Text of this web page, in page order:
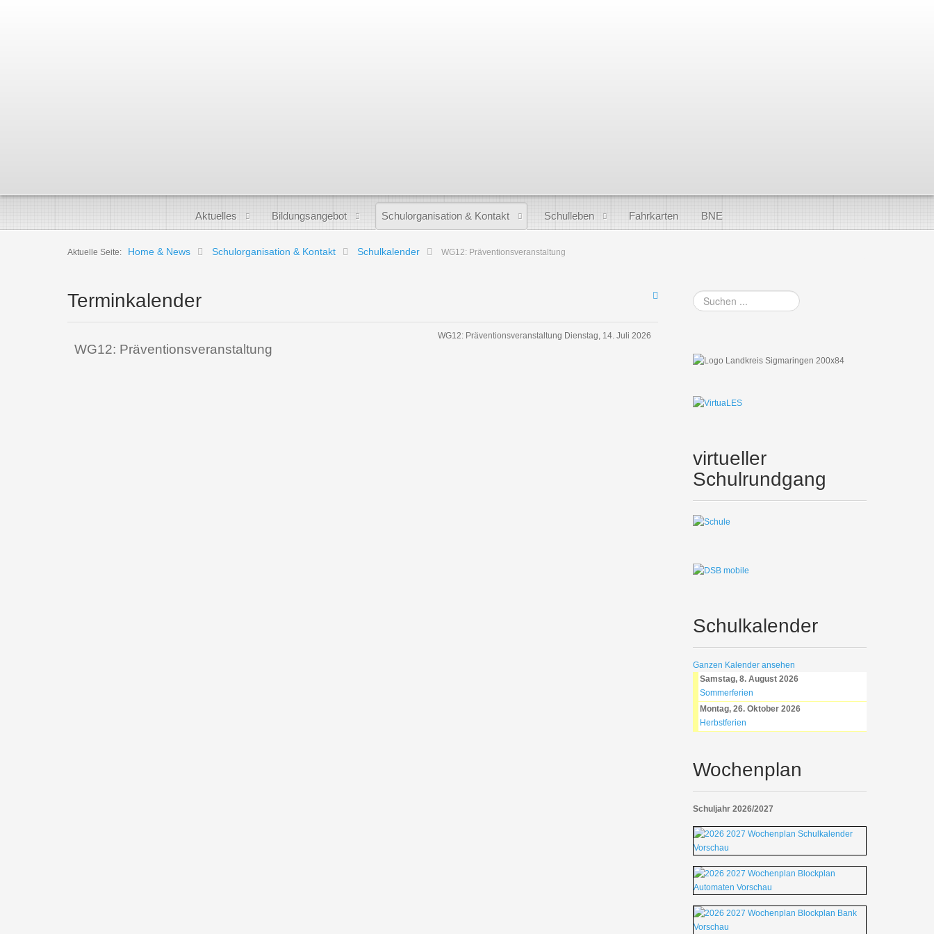
Aktuelles Bildungsangebot Schulorganisation & Kontakt Schulleben Fahrkarten BNE
Aktuelle Seite: Home & News Schulorganisation & Kontakt Schulkalender WG12: Präventionsveranstaltung
Terminkalender
WG12: Präventionsveranstaltung Dienstag, 14. Juli 2026
WG12: Präventionsveranstaltung
Suchen
...
virtueller
Schulrundgang
Schulkalender
Ganzen Kalender ansehen
Samstag, 8. August 2026
Sommerferien
Montag, 26. Oktober 2026
Herbstferien
Wochenplan
Schuljahr 2026/2027